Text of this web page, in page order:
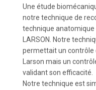
Une étude
notre technique de
technique anatomique
LARSON. Notre
permettait un contrôle
Larson mais un
validant son efficacité.
Notre technique est